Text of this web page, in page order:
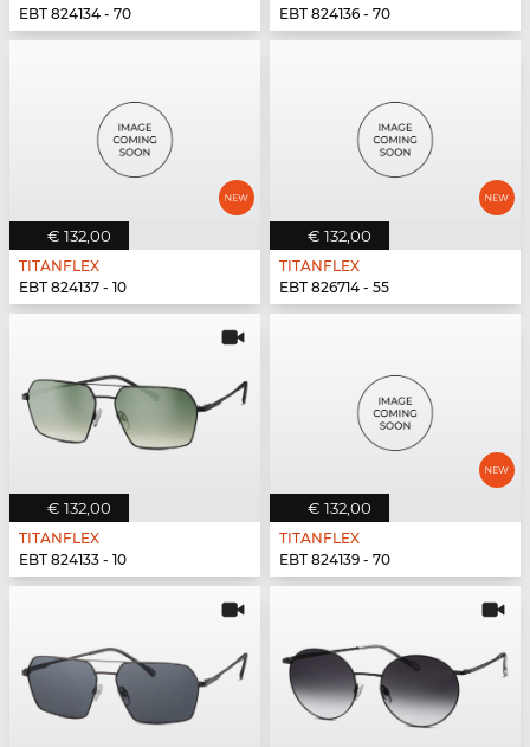
EBT 824134 - 70
EBT 824136 - 70
€ 132,00
TITANFLEX
EBT 824137 - 10
€ 132,00
TITANFLEX
EBT 826714 - 55
€ 132,00
TITANFLEX
EBT 824133 - 10
€ 132,00
TITANFLEX
EBT 824139 - 70